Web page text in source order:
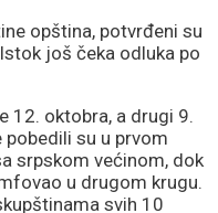
opština, potvrđeni su
još čeka odluka po
12. oktobra, a drugi 9.
su u prvom
srpskom većinom, dok
u drugom krugu.
svih 10